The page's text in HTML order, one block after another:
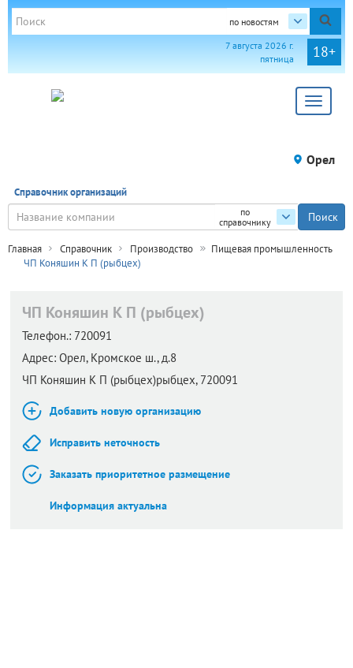
по новостям
18+
7 августа 2026 г.
пятница
Toggle
Орел
Справочник организаций
по
справочнику
Главная Справочник Производство
Пищевая промышленность
ЧП Коняшин К П (рыбцех)
ЧП Коняшин К П (рыбцех)
Телефон.: 720091
Адрес: Орел, Кромское ш., д.8
ЧП Коняшин К П (рыбцех)рыбцех, 720091
Добавить новую организацию
Исправить неточность
Заказать приоритетное размещение
Информация актуальна